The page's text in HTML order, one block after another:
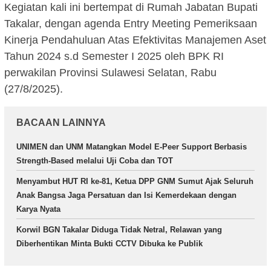
Kegiatan kali ini bertempat di Rumah Jabatan Bupati
Takalar, dengan agenda Entry Meeting Pemeriksaan
Kinerja Pendahuluan Atas Efektivitas Manajemen Aset
Tahun 2024 s.d Semester I 2025 oleh BPK RI
perwakilan Provinsi Sulawesi Selatan, Rabu
(27/8/2025).
BACAAN LAINNYA
UNIMEN dan UNM Matangkan Model E-Peer Support Berbasis
Strength-Based melalui Uji Coba dan TOT
Menyambut HUT RI ke-81, Ketua DPP GNM Sumut Ajak Seluruh
Anak Bangsa Jaga Persatuan dan Isi Kemerdekaan dengan
Karya Nyata
Korwil BGN Takalar Diduga Tidak Netral, Relawan yang
Diberhentikan Minta Bukti CCTV Dibuka ke Publik